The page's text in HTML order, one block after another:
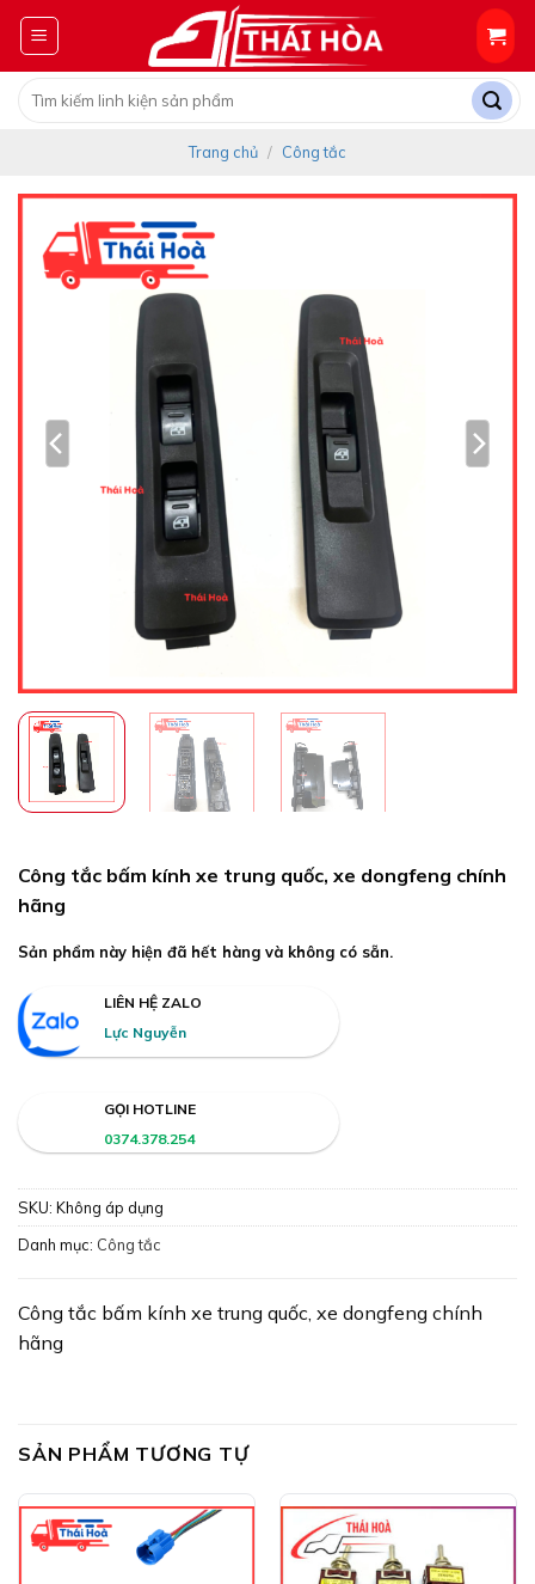
Skip
content
kiếm:
Trang chủ / Công tắc
Công tắc bấm kính xe trung quốc, xe dongfeng chính
hãng
Sản phẩm này hiện đã hết hàng và không có sẵn.
LIÊN HỆ ZALO
Lực Nguyễn
GỌI HOTLINE
0374.378.254
SKU: Không áp dụng
Danh mục: Công tắc
Công tắc bấm kính xe trung quốc, xe dongfeng chính
hãng
SẢN PHẨM TƯƠNG TỰ